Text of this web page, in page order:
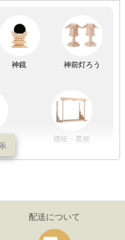
神鏡 神前灯ろう
棚板・幕板
配送について